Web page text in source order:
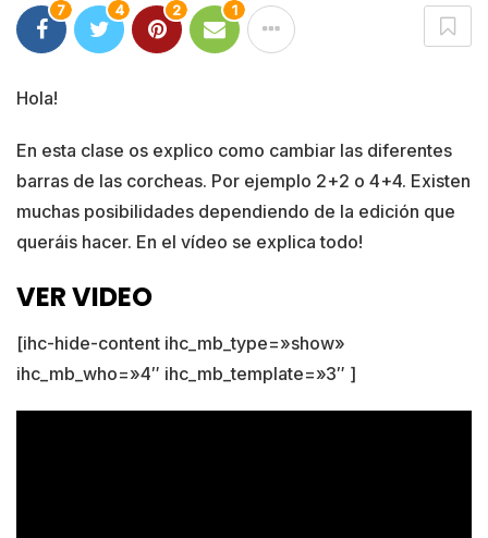
7 4 2 1
Hola!
En esta clase os explico como cambiar las diferentes
barras de las corcheas. Por ejemplo 2+2 o 4+4. Existen
muchas posibilidades dependiendo de la edición que
queráis hacer. En el vídeo se explica todo!
VER VIDEO
[ihc-hide-content ihc_mb_type=»show»
ihc_mb_who=»4″ ihc_mb_template=»3″ ]